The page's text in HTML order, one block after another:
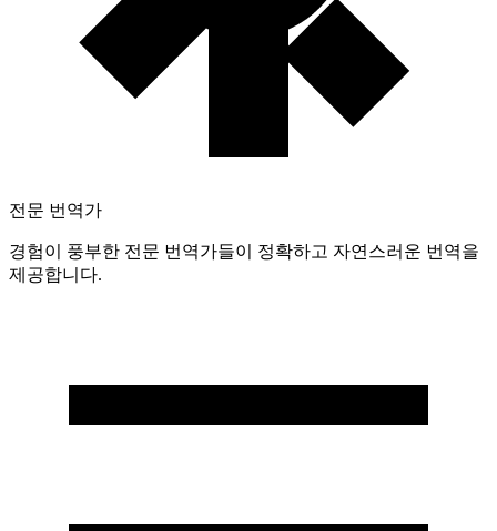
전문 번역가
경험이 풍부한 전문 번역가들이 정확하고 자연스러운 번역을
제공합니다.